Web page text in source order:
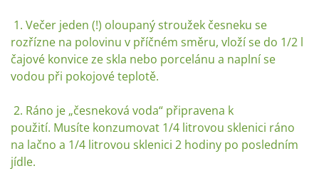
1. Večer jeden (!) oloupaný stroužek česneku se
rozřízne na polovinu v příčném směru, vloží se do 1/2 l
čajové konvice ze skla nebo porcelánu a naplní se
vodou při pokojové teplotě. ⠀
2. Ráno je „česneková voda“ připravena k
použití. Musíte konzumovat 1/4 litrovou sklenici ráno
na lačno a 1/4 litrovou sklenici 2 hodiny po posledním
jídle.⠀